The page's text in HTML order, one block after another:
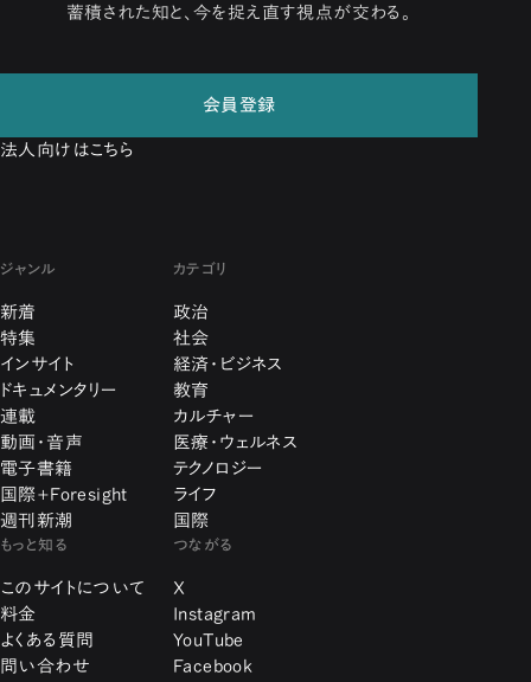
蓄積された知と、今を捉え直す視点が交わる。
会員登録
法人向けはこちら
ジャンル
新着
特集
インサイト
ドキュメンタリー
連載
動画・音声
電子書籍
国際+Foresight
週刊新潮
カテゴリ
政治
社会
経済・ビジネス
教育
カルチャー
医療・ウェルネス
テクノロジー
ライフ
国際
もっと知る
このサイトについて
料金
よくある質問
問い合わせ
つながる
X
Instagram
YouTube
Facebook